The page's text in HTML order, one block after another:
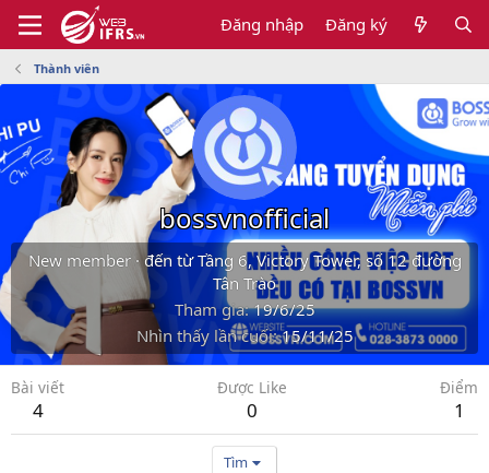
Đăng nhập Đăng ký
Thành viên
bossvnofficial
New member · đến từ Tầng 6, Victory Tower, số 12 đường
Tân Trào
Tham gia 19/6/25
Nhìn thấy lần cuối 15/11/25
Bài viết
4
Được Like
0
Điểm
1
Tìm